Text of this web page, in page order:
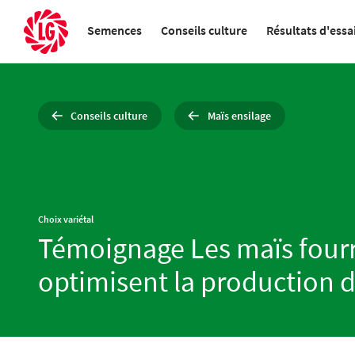
Semences
UNE LARGE GAMME DE SEMENCES
Conseils culture
NOTRE BASE DOCUMENTAIRE
Résultats
TOUS LES RÉSULTATS D’ESSAIS
LES INNOVATIONS LG
DES AGRICULTEURS AU SERVICE
Semences
Conseils culture Maïs ensilage
Choix variétal
Témoignage Les maïs
optimisent la production